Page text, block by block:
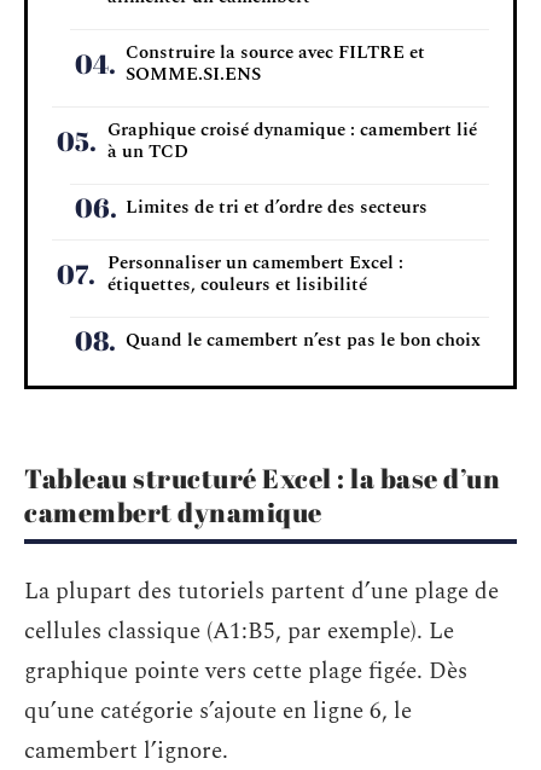
Construire la source avec FILTRE et
SOMME.SI.ENS
Graphique croisé dynamique : camembert lié
à un TCD
Limites de tri et d’ordre des secteurs
Personnaliser un camembert Excel :
étiquettes, couleurs et lisibilité
Quand le camembert n’est pas le bon choix
Tableau structuré Excel : la base d’un
camembert dynamique
La plupart des tutoriels partent d’une plage de
cellules classique (A1:B5, par exemple). Le
graphique pointe vers cette plage figée. Dès
qu’une catégorie s’ajoute en ligne 6, le
camembert l’ignore.